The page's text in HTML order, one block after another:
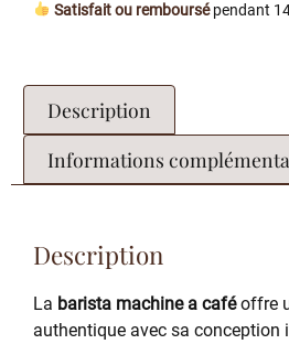
Satisfait ou remboursépendant
Description
Informations
Description
La barista machine a caféoffre
authentique avec sa conception